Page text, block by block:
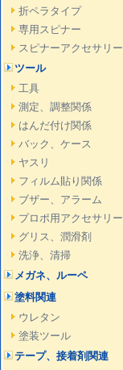
折ペラタイプ
専用スピナー
スピナーアクセサリー
ツール
工具
測定、調整関係
はんだ付け関係
バック、ケース
ヤスリ
フィルム貼り関係
ブザー、アラーム
プロポ用アクセサリー
グリス、潤滑剤
洗浄、清掃
メガネ、ルーペ
塗料関連
ウレタン
塗装ツール
テープ、接着剤関連